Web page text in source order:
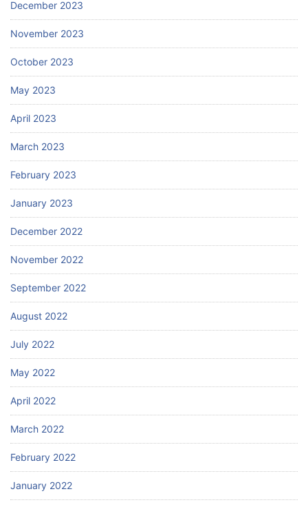
December 2023
November 2023
October 2023
May 2023
April 2023
March 2023
February 2023
January 2023
December 2022
November 2022
September 2022
August 2022
July 2022
May 2022
April 2022
March 2022
February 2022
January 2022